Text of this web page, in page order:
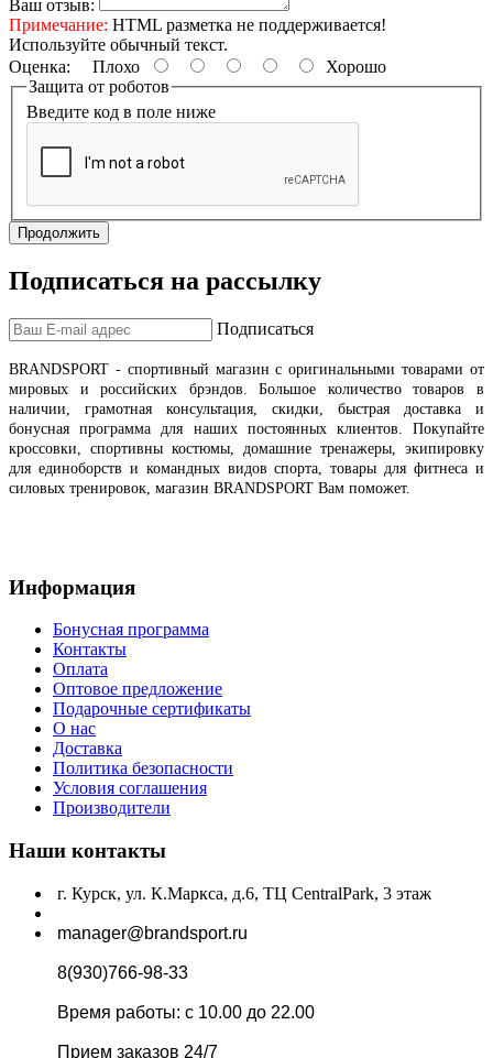
Ваш отзыв:
Примечание: HTML разметка не поддерживается!
Используйте обычный текст.
Оценка: Плохо
Хорошо
Защита от роботов
Введите код в поле ниже
Продолжить
Подписаться на рассылку
Подписаться
BRANDSPORT - спортивный магазин с оригинальными товарами от
мировых и российских брэндов .Большое количество товаров в
наличии, грамотная консультация, скидки, быстрая доставка и
бонусная программа для наших постоянных клиентов. Покупайте
кроссовки, спортивны костюмы, домашние тренажеры, экипировку
для единоборств и командных видов спорта, товары для фитнеса и
силовых тренировок, магазин BRANDSPORT Вам поможет.
Информация
Бонусная программа
Контакты
Оплата
Оптовое предложение
Подарочные сертификаты
О нас
Доставка
Политика безопасности
Условия соглашения
Производители
Наши контакты
г. Курск, ул. К.Маркса, д.6, ТЦ CentralPark, 3 этаж
manager@brandsport.ru
8(930)766-98-33
Время работы: с 10.00 до 22.00
Прием заказов 24/7